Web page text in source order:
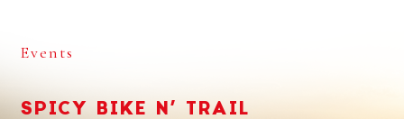
Events
SPICY BIKE N’ TRAIL